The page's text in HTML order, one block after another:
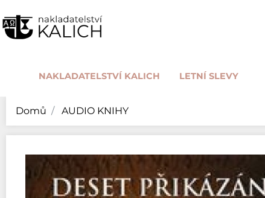
NAKLADATELSTVÍ KALICH LETNÍ SLEVY
Domů AUDIO KNIHY